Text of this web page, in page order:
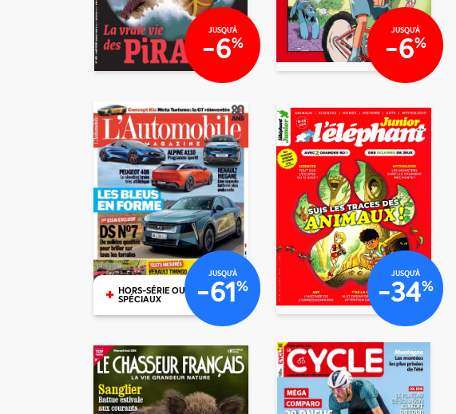
JUSQU'À
-6%
JUSQU'À
-6%
+ HORS-SÉRIE OU N°
SPÉCIAUX
JUSQU'À
-61%
€27
/mois
€95/mois
JUSQU'À
-34%
€50
€90